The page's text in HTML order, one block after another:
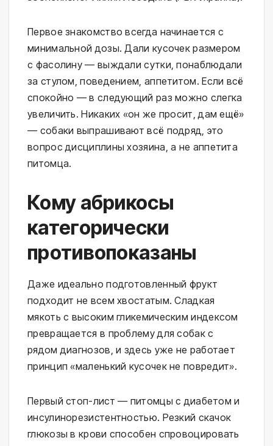
Первое знакомство всегда начинается с
минимальной дозы. Дали кусочек размером
с фасолину — выждали сутки, понаблюдали
за стулом, поведением, аппетитом. Если всё
спокойно — в следующий раз можно слегка
увеличить. Никаких «он же просит, дам ещё»
— собаки выпрашивают всё подряд, это
вопрос дисциплины хозяина, а не аппетита
питомца.
Кому абрикосы
категорически
противопоказаны
Даже идеально подготовленный фрукт
подходит не всем хвостатым. Сладкая
мякоть с высоким гликемическим индексом
превращается в проблему для собак с
рядом диагнозов, и здесь уже не работает
принцип «маленький кусочек не повредит».
Первый стоп-лист — питомцы с диабетом и
инсулинорезистентностью. Резкий скачок
глюкозы в крови способен спровоцировать